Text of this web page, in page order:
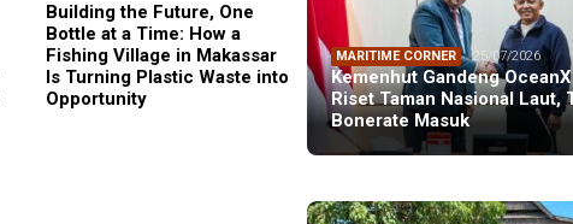
Building the Future, One
Bottle at a Time: How a
Fishing Village in Makassar
Is Turning Plastic Waste into
Opportunity
Why Cristiano Ronaldo
Became the Idol of a
Generation
MARITIME CORNER 25/07/2026
Kemenhut Gandeng
Riset Taman Nasional Laut,
Bonerate Masuk